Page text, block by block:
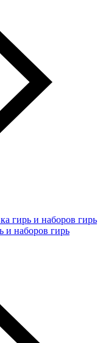
гирь и наборов гирь
и наборов гирь